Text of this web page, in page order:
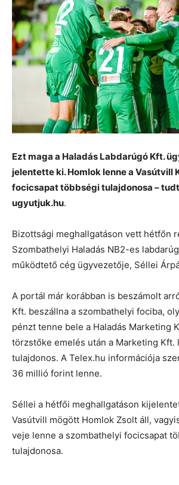
Ezt maga a Haladás Labdarúgó Kft.
jelentette ki. Homlok lenne a Vasútvill
focicsapat többségi tulajdonosa –
ugyutjuk.hu.
Bizottsági meghallgatáson vett hétfőn
Szombathelyi Haladás NB2-es
működtető cég ügyvezetője, Séllei
A portál már korábban is beszámolt
Kft. beszállna a szombathelyi fociba,
pénzt tenne bele a Haladás Marketing
törzstőke emelés után a Marketing Kft.
tulajdonos. A Telex.hu információja
36 millió forint lenne.
Séllei a hétfői meghallgatáson
Vasútvill mögött Homlok Zsolt áll,
veje lenne a szombathelyi focicsapat
tulajdonosa.